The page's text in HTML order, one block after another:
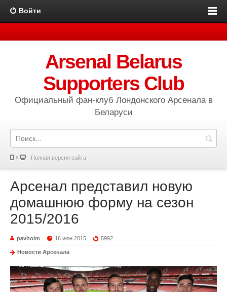
Войти
Arsenal Belarus
Supporters Club
Официальный фан-клуб Лондонского Арсенала в
Беларуси
Полная версия сайта
Арсенал представил новую
домашнюю форму на сезон
2015/2016
pavholm 16 июн 2015 5992
Новости Арсенала